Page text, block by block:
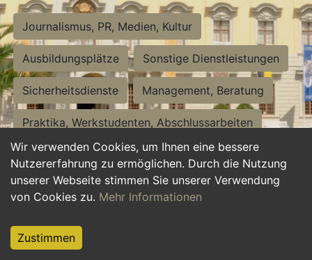
Wir verwenden Cookies, um Ihnen eine bessere
Nutzererfahrung zu ermöglichen. Durch die Nutzung
unserer Webseite stimmen Sie unserer Verwendung
von Cookies zu. Mehr Informationen
Zustimmen
Journalismus, PR, Medien, Kultur
Ausbildungsplätze Sonstige Dienstleistungen
Sicherheitsdienste Management, Beratung
Praktika, Werkstudenten, Abschlussarbeiten
Personalwesen Assistenz, Sekretariat
Hilfskräfte, Aushilfs- und Nebenjobs
Weiterbildung, Studium, duale Ausbildung